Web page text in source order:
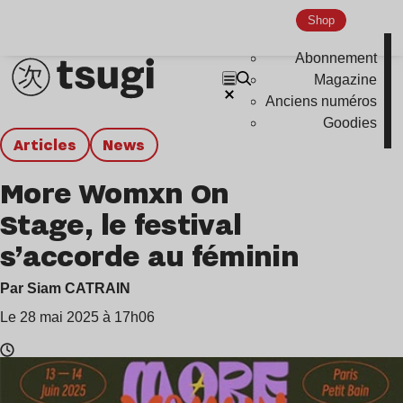
Shop
Abonnement
Magazine
Anciens numéros
Goodies
Articles news
More Womxn On
Stage, le festival
s’accorde au féminin
Par Siam CATRAIN
Le 28 mai 2025 à 17h06
Temps